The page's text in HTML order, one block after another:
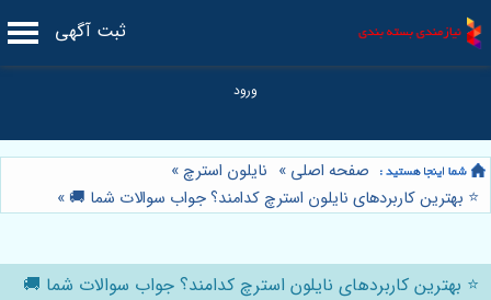
ثبت آگهی
صفحه اصلی » نایلون استرچ»
⭐️ بهترین کاربردهای نایلون استرچ کدامند؟ جواب سوالات شما 🚚 »
⭐️ بهترین کاربردهای نایلون استرچ کدامند؟ جواب سوالات شما 🚚